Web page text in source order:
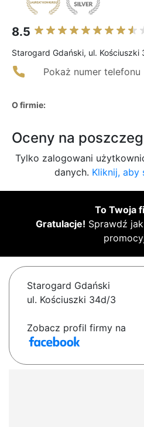
8.5
Starogard Gdański, ul. Kościuszki
Pokaż numer telefonu
O firmie:
Oceny na
Tylko zalogowani
danych. Kliknij, aby
To Twoja
Gratulacje! Sprawdź
Starogard Gdański
ul. Kościuszki 34d/3
Zobacz profil firmy na